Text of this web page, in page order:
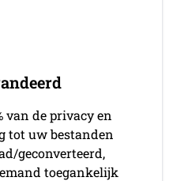
van de privacy en
tot uw bestanden
geconverteerd,
toegankelijk